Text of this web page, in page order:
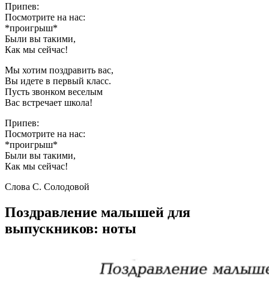
Припев:
Посмотрите на нас:
*проигрыш*
Были вы такими,
Как мы сейчас!
Мы хотим поздравить вас,
Вы идете в первый класс.
Пусть звонком веселым
Вас встречает школа!
Припев:
Посмотрите на нас:
*проигрыш*
Были вы такими,
Как мы сейчас!
Слова С. Солодовой
Поздравление малышей для
выпускников: ноты